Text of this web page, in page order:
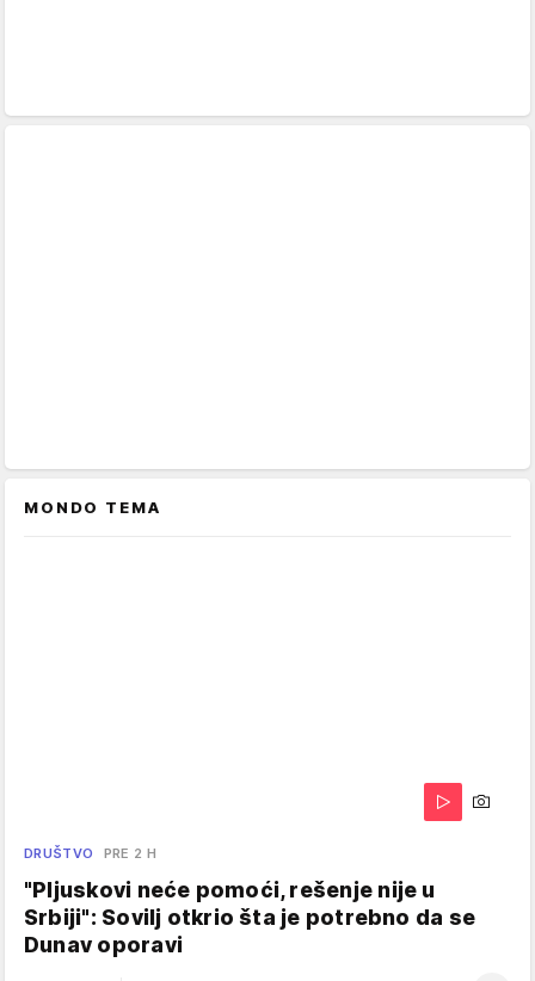
MONDO TEMA
DRUŠTVO PRE 2 H
"Pljuskovi neće pomoći, rešenje nije u
Srbiji": Sovilj otkrio šta je potrebno da se
Dunav oporavi